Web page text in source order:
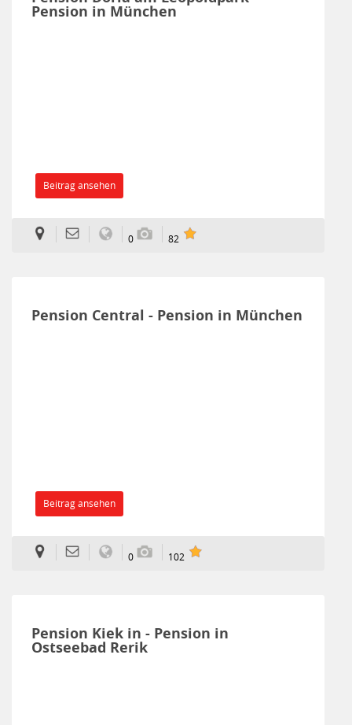
Pension in München
Beitrag ansehen
0 82
Pension Central - Pension in München
Beitrag ansehen
0 102
Pension Kiek in - Pension in
Ostseebad Rerik